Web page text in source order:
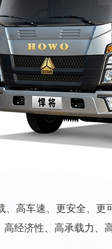
、高车速、更安全、
经济性、高承载力、